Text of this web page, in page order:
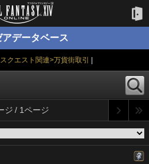
アデータベース
クエスト関連>万貨街取引
ジ / 1ページ